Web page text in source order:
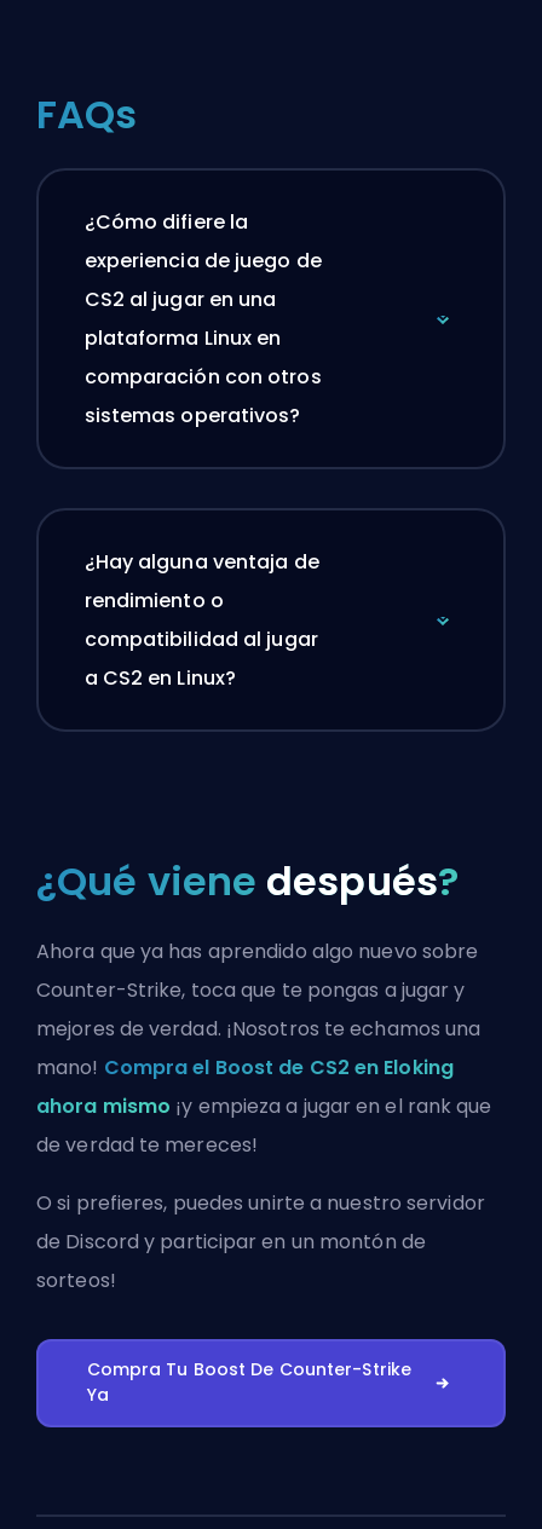
FAQs
¿Cómo difiere la
experiencia de juego de
CS2 al jugar en una
plataforma Linux en
comparación con otros
sistemas operativos?
¿Hay alguna ventaja de
rendimiento o
compatibilidad al jugar
a CS2 en Linux?
¿Qué viene después?
Ahora que ya has aprendido algo nuevo sobre
Counter-Strike, toca que te pongas a jugar y
mejores de verdad. ¡Nosotros te echamos una
mano! Compra el Boost de CS2 en Eloking
ahora mismo ¡y empieza a jugar en el rank que
de verdad te mereces!
O si prefieres, puedesunirte a nuestro servidor
de Discord y participar en un montón de
sorteos!
Compra Tu Boost De Counter-Strike
Ya